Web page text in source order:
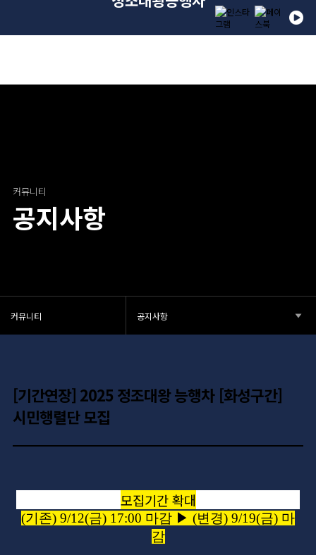
커뮤니티
공지사항
커뮤니티 공지사항
[기간연장] 2025 정조대왕 능행차 [화성구간]
시민행렬단 모집
모집기간 확대
(기존) 9/12(금) 17:00 마감 ▶ (변경) 9/19(금) 마
감